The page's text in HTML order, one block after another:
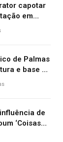
capotar
em
de Palmas
e base de
de
‘Coisas